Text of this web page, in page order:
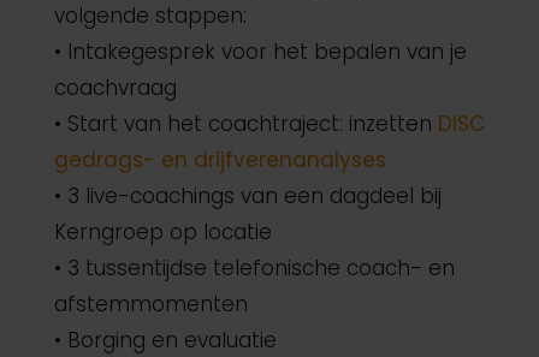
volgende stappen:
• Intakegesprek voor het bepalen van je
coachvraag
• Start van het coachtraject: inzetten DISC
gedrags- en drijfverenanalyses
• 3 live-coachings van een dagdeel bij
Kerngroep op locatie
• 3 tussentijdse telefonische coach- en
afstemmomenten
• Borging en evaluatie